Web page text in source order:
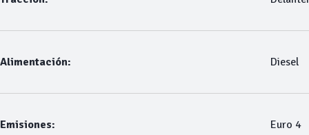
Alimentación: Diesel
Emisiones: Euro 4